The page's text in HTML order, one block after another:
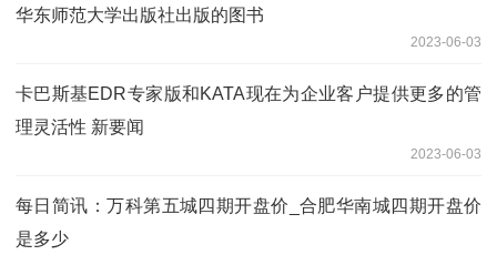
华东师范大学出版社出版的图书
2023-06-03
卡巴斯基EDR专家版和KATA现在为企业客户提供更多的管
理灵活性 新要闻
2023-06-03
每日简讯：万科第五城四期开盘价_合肥华南城四期开盘价
是多少